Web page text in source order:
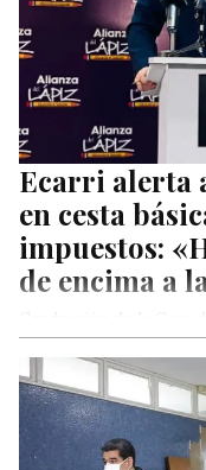
Ecarri alerta
en cesta
impuestos:
de encima a